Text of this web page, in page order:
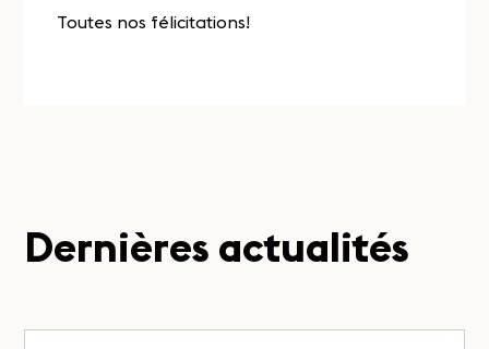
Toutes nos félicitations!
Dernières actualités